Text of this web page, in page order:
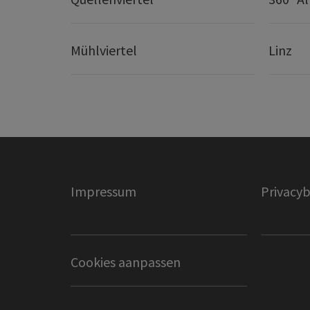
Mühlviertel Linz
Impressum
Cookies aanpassen